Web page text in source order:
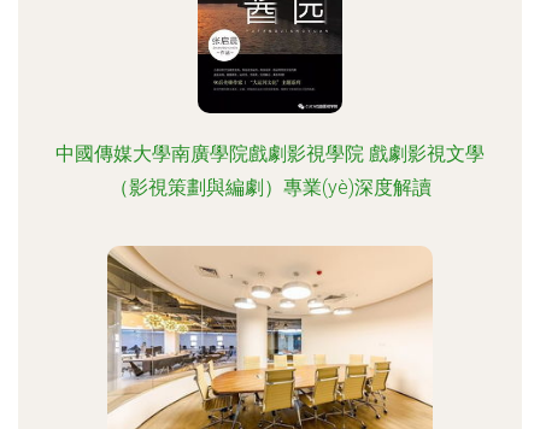
中國傳媒大學南廣學院戲劇影視學院 戲劇影視文學
（影視策劃與編劇）專業(yè)深度解讀